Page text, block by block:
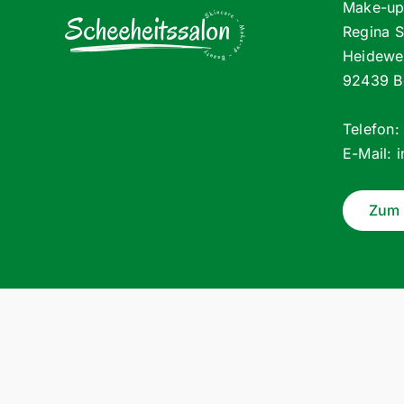
Make-
Regina
92439
Telefon:
E-Mail: